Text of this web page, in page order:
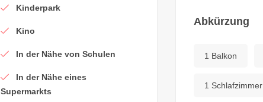
Kinderpark
Kino
In der Nähe von Schulen
In der Nähe eines
Supermarkts
Abkürzung
1 Balkon
1 Schlafzimmer